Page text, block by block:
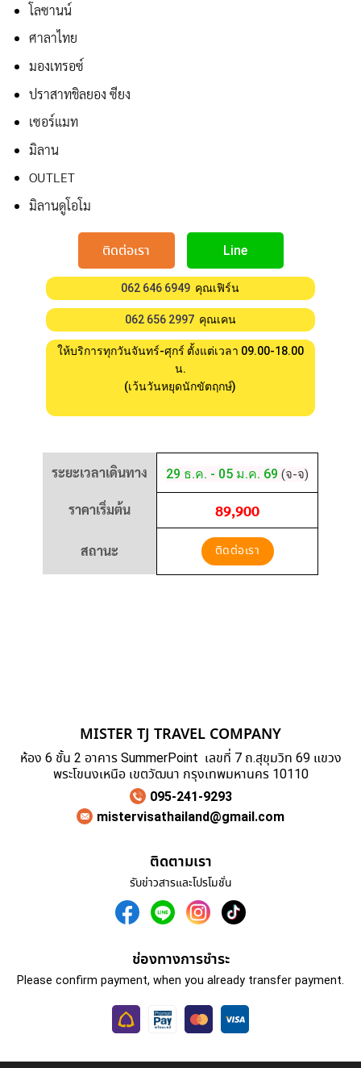
โลซานน์
ศาลาไทย
มองเทรอซ์
ปราสาทชิลยอง ซียง
เซอร์แมท
มิลาน
OUTLET
มิลานดูโอโม
ติดต่อเรา Line
062 646 6949 คุณเฟิร์น
062 656 2997คุณเคน
ให้บริการทุกวันจันทร์-ศุกร์ ตั้งแต่เวลา 09.00-18.00
น.
(เว้นวันหยุดนักขัตฤกษ์)
ระยะเวลาเดินทาง 29 ธ.ค. - 05 ม.ค. 69 (จ-จ)
ราคาเริ่มต้น 89,900
สถานะ ติดต่อเรา
MISTER TJ TRAVEL COMPANY
ห้อง 6 ชั้น 2 อาคาร SummerPoint เลขที่ 7 ถ.สุขุมวิท 69 แขวง
พระโขนงเหนือ เขตวัฒนา กรุงเทพมหานคร 10110
095-241-9293
mistervisathailand@gmail.com
ติดตามเรา
รับข่าวสารและโปรโมชั่น
ช่องทางการชำระ
Please confirm payment, when you already transfer payment.